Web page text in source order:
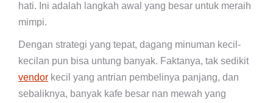
hati. Ini adalah langkah awal yang besar untuk meraih
mimpi.
Dengan strategi yang tepat, dagang minuman kecil-
kecilan pun bisa untung banyak. Faktanya, tak sedikit
vendor kecil yang antrian pembelinya panjang, dan
sebaliknya, banyak kafe besar nan mewah yang